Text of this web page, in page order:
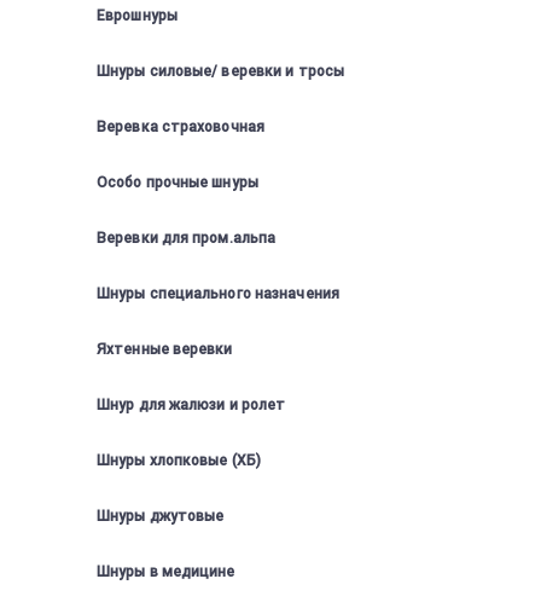
Еврошнуры
Шнуры силовые/ веревки и тросы
Веревка страховочная
Особо прочные шнуры
Веревки для пром.альпа
Шнуры специального назначения
Яхтенные веревки
Шнур для жалюзи и ролет
Шнуры хлопковые (ХБ)
Шнуры джутовые
Шнуры в медицине